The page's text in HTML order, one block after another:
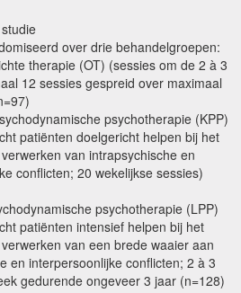
over drie behandelgroepen:
therapie (OT) (sessies om de 2 à 3
12 sessies gespreid over maximaal
psychotherapie (KPP)
patiënten doelgericht helpen bij het
van intrapsychische en
conflicten; 20 wekelijkse sessies)
psychotherapie (LPP)
patiënten intensief helpen bij het
van een brede waaier aan
en interpersoonlijke conflicten; 2 à 3
gedurende ongeveer 3 jaar (n=128)